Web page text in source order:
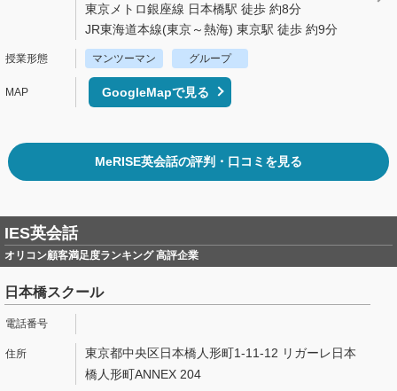
東京メトロ銀座線 日本橋駅 徒歩 約8分
JR東海道本線(東京～熱海) 東京駅 徒歩 約9分
マンツーマン グループ
GoogleMapで見る
MeRISE英会話の評判・口コミを見る
IES英会話
オリコン顧客満足度ランキング 高評企業
日本橋スクール
東京都中央区日本橋人形町1-11-12 リガーレ日本
橋人形町ANNEX 204